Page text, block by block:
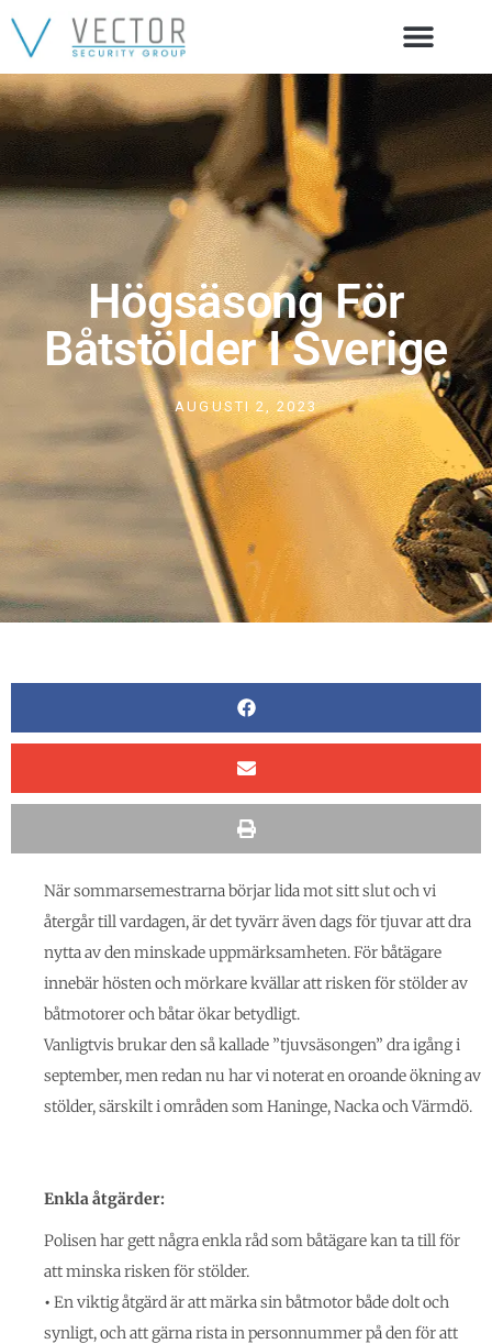
Högsäsong För
Båtstölder I Sverige
AUGUSTI 2, 2023
När sommarsemestrarna börjar lida mot sitt slut och vi
återgår till vardagen, är det tyvärr även dags för tjuvar att dra
nytta av den minskade uppmärksamheten. För båtägare
innebär hösten och mörkare kvällar att risken för stölder av
båtmotorer och båtar ökar betydligt.
Vanligtvis brukar den så kallade ”tjuvsäsongen” dra igång i
september, men redan nu har vi noterat en oroande ökning av
stölder, särskilt i områden som Haninge, Nacka och Värmdö.
Enkla åtgärder:
Polisen har gett några enkla råd som båtägare kan ta till för
att minska risken för stölder.
• En viktig åtgärd är att märka sin båtmotor både dolt och
synligt, och att gärna rista in personnummer på den för att